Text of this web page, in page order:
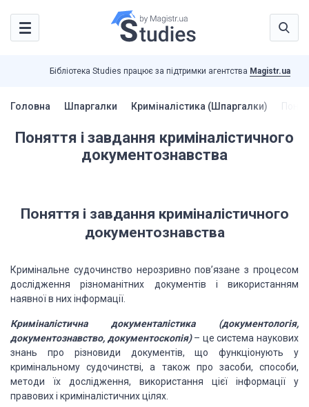
Бібліотека Studies працює за підтримки агентства Magistr.ua
Головна Шпаргалки Криміналістика (Шпаргалки)
Поняття і завдання криміналістичного
документознавства
Поняття і завдання криміналістичного
документознавства
Кримінальне судочинство нерозривно пов’язане з процесом
дослідження різноманітних документів і використанням
наявноїв них інформації.
Криміналістична документалістика(документологія,
документознавство, документоскопія)– це система наукових
знань про різновиди документів, що функціонують у
кримінальному судочинстві, а також про засоби, способи,
методи їх дослідження, використання цієї інформації у
правовихі криміналістичних цілях.